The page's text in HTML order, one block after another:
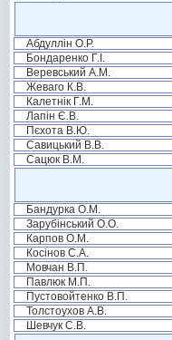
Абдуллін О.Р.
Бондаренко Г.І.
Веревський А.М.
Жеваго К.В.
Калетнік Г.М.
Лапін Є.В.
Пєхота В.Ю.
Савицький В.В.
Сацюк В.М.
Бандурка О.М.
Зарубінський О.О.
Карпов О.М.
Косінов С.А.
Мовчан В.П.
Павлюк М.П.
Пустовойтенко В.П.
Толстоухов А.В.
Шевчук С.В.